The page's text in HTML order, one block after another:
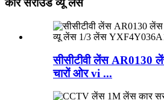
कार सराउंड व्यू लेंस
सीसीटीवी लेंस AR0130
चारों ओर vi ...